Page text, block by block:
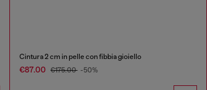
Cintura 2 cm in pelle con fibbia gioiello
€87.00 €175.00 -50%